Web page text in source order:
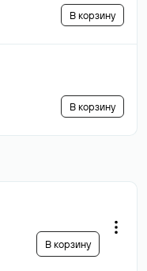
В корзину
В корзину
В корзину